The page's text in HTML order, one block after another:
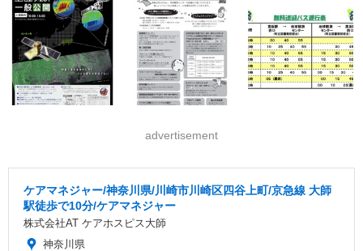
advertisement
ケアマネジャー/神奈川県/川崎市川崎区四谷上町/京急線 大師
駅徒歩で10分/ケアマネジャー
株式会社AT ケアホスピス大師
神奈川県